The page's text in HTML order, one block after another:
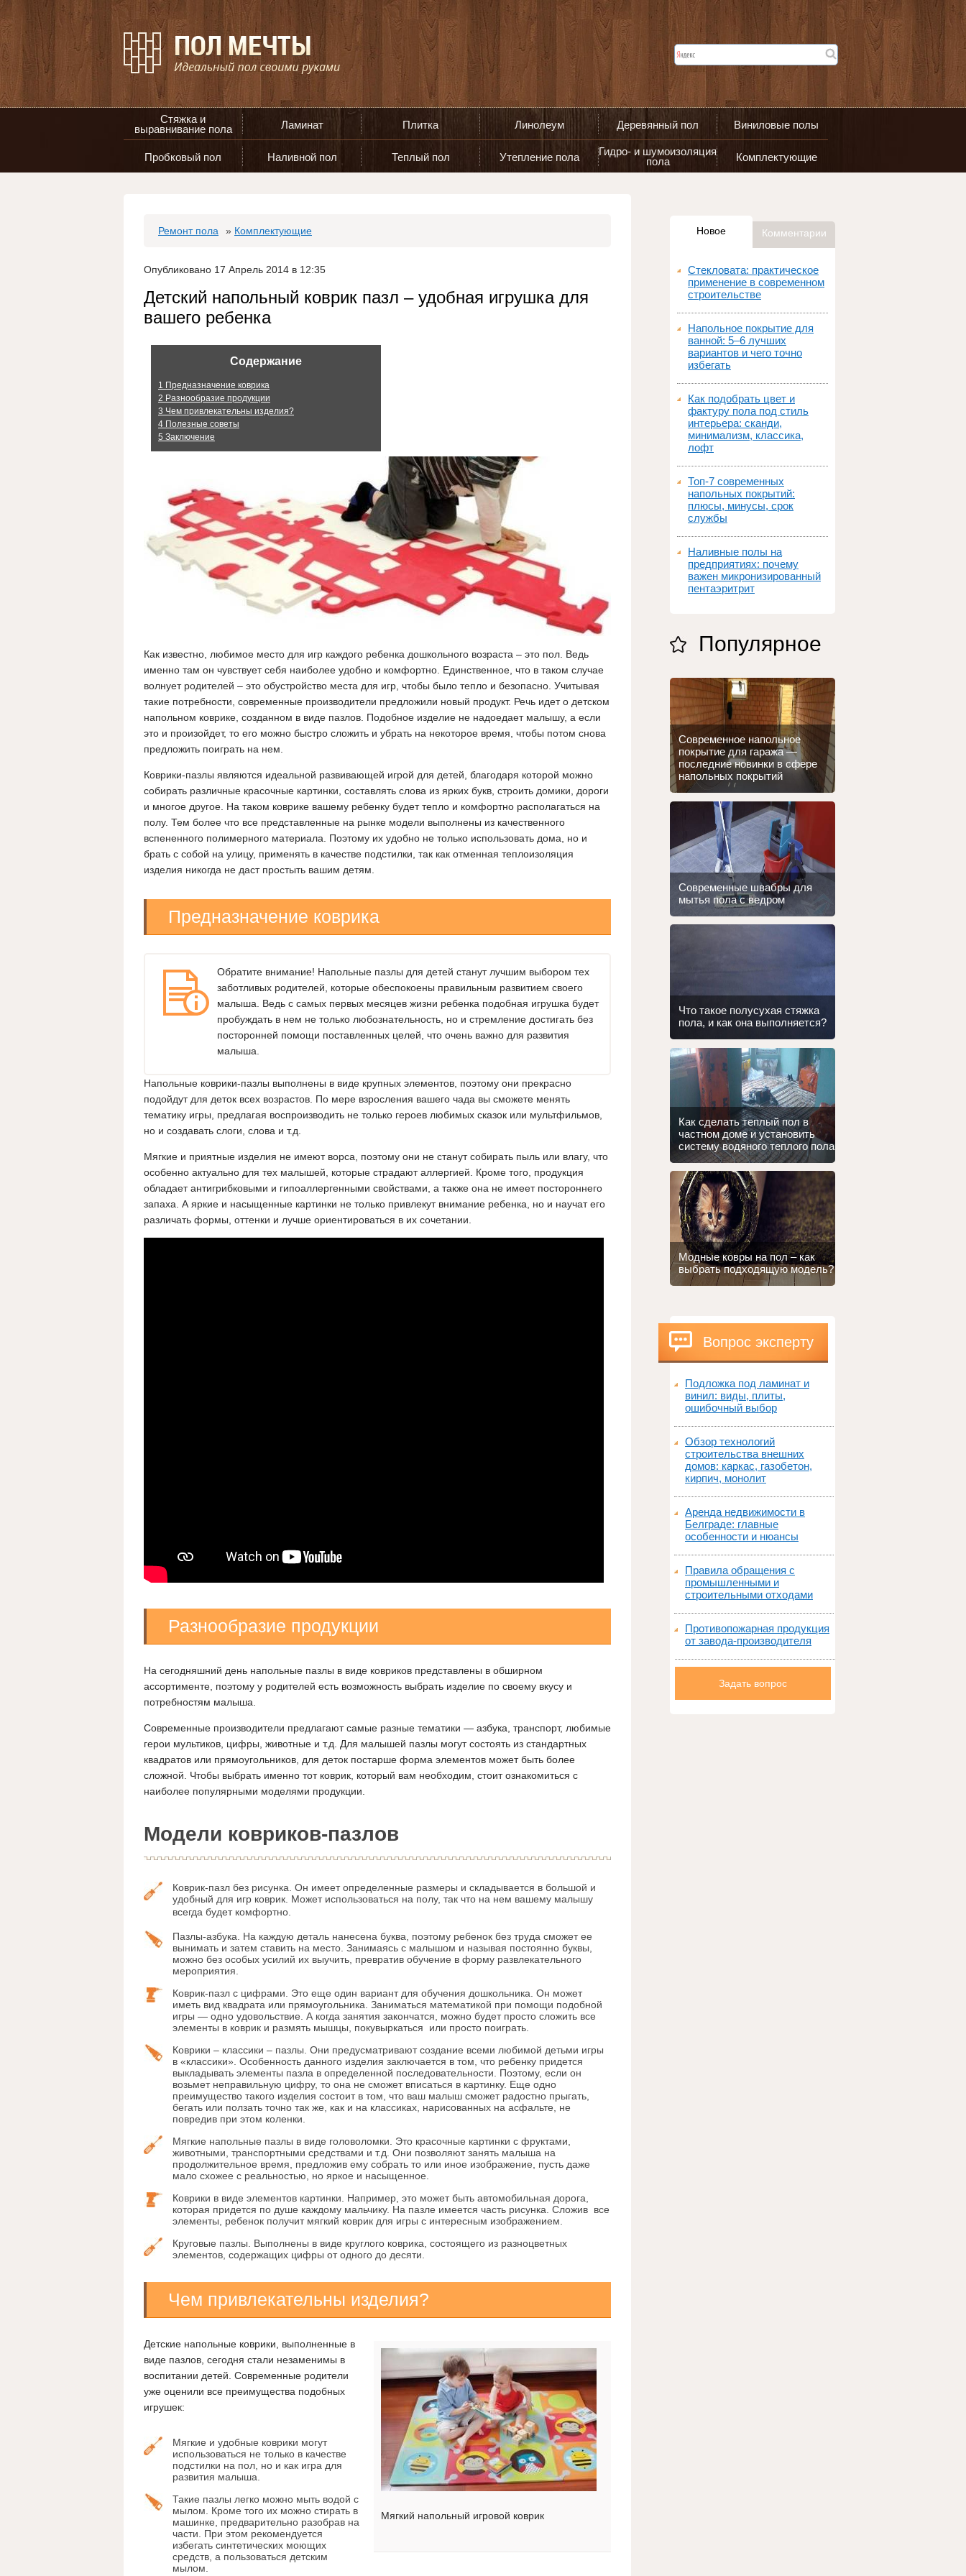
Стяжка и
выравнивание пола
Ламинат Плитка Линолеум Деревянный пол Виниловые полы
Пробковый пол Наливной пол Теплый пол Утепление пола
Гидро- и шумоизоляция
пола
Комплектующие
Ремонт пола » Комплектующие
Опубликовано 17 Апрель 2014 в 12:35
Детский напольный коврик пазл – удобная игрушка для
вашего ребенка
Содержание
1 Предназначение коврика
2 Разнообразие продукции
3 Чем привлекательны изделия?
4 Полезные советы
5 Заключение
Как известно, любимое место для игр каждого ребенка дошкольного возраста – это пол. Ведь
именно там он чувствует себя наиболее удобно и комфортно. Единственное, что в таком случае
волнует родителей – это обустройство места для игр, чтобы было тепло и безопасно. Учитывая
такие потребности, современные производители предложили новый продукт. Речь идет о детском
напольном коврике, созданном в виде пазлов. Подобное изделие не надоедает малышу, а если
это и произойдет, то его можно быстро сложить и убрать на некоторое время, чтобы потом снова
предложить поиграть на нем.
Коврики-пазлы являются идеальной развивающей игрой для детей, благодаря которой можно
собирать различные красочные картинки, составлять слова из ярких букв, строить домики, дороги
и многое другое. На таком коврике вашему ребенку будет тепло и комфортно располагаться на
полу. Тем более что все представленные на рынке модели выполнены из качественного
вспененного полимерного материала. Поэтому их удобно не только использовать дома, но и
брать с собой на улицу, применять в качестве подстилки, так как отменная теплоизоляция
изделия никогда не даст простыть вашим детям.
Предназначение коврика
Обратите внимание! Напольные пазлы для детей станут лучшим выбором тех
заботливых родителей, которые обеспокоены правильным развитием своего
малыша. Ведь с самых первых месяцев жизни ребенка подобная игрушка будет
пробуждать в нем не только любознательность, но и стремление достигать без
посторонней помощи поставленных целей, что очень важно для развития
малыша.
Напольные коврики-пазлы выполнены в виде крупных элементов, поэтому они прекрасно
подойдут для деток всех возрастов. По мере взросления вашего чада вы сможете менять
тематику игры, предлагая воспроизводить не только героев любимых сказок или мультфильмов,
но и создавать слоги, слова и т.д.
Мягкие и приятные изделия не имеют ворса, поэтому они не станут собирать пыль или влагу, что
особенно актуально для тех малышей, которые страдают аллергией. Кроме того, продукция
обладает антигрибковыми и гипоаллергенными свойствами, а также она не имеет постороннего
запаха. А яркие и насыщенные картинки не только привлекут внимание ребенка, но и научат его
различать формы, оттенки и лучше ориентироваться в их сочетании.
Разнообразие продукции
На сегодняшний день напольные пазлы в виде ковриков представлены в обширном
ассортименте, поэтому у родителей есть возможность выбрать изделие по своему вкусу и
потребностям малыша.
Современные производители предлагают самые разные тематики — азбука, транспорт, любимые
герои мультиков, цифры, животные и т.д. Для малышей пазлы могут состоять из стандартных
квадратов или прямоугольников, для деток постарше форма элементов может быть более
сложной. Чтобы выбрать именно тот коврик, который вам необходим, стоит ознакомиться с
наиболее популярными моделями продукции.
Модели ковриков-пазлов
Коврик-пазл без рисунка. Он имеет определенные размеры и складывается в большой и
удобный для игр коврик. Может использоваться на полу, так что на нем вашему малышу
всегда будет комфортно.
Пазлы-азбука. На каждую деталь нанесена буква, поэтому ребенок без труда сможет ее
вынимать и затем ставить на место. Занимаясь с малышом и называя постоянно буквы,
можно без особых усилий их выучить, превратив обучение в форму развлекательного
мероприятия.
Коврик-пазл с цифрами. Это еще один вариант для обучения дошкольника. Он может
иметь вид квадрата или прямоугольника. Заниматься математикой при помощи подобной
игры — одно удовольствие. А когда занятия закончатся, можно будет просто сложить все
элементы в коврик и размять мышцы, покувыркаться или просто поиграть.
Коврики – классики – пазлы. Они предусматривают создание всеми любимой детьми игры
в «классики». Особенность данного изделия заключается в том, что ребенку придется
выкладывать элементы пазла в определенной последовательности. Поэтому, если он
возьмет неправильную цифру, то она не сможет вписаться в картинку. Еще одно
преимущество такого изделия состоит в том, что ваш малыш сможет радостно прыгать,
бегать или ползать точно так же, как и на классиках, нарисованных на асфальте, не
повредив при этом коленки.
Мягкие напольные пазлы в виде головоломки. Это красочные картинки с фруктами,
животными, транспортными средствами и т.д. Они позволяют занять малыша на
продолжительное время, предложив ему собрать то или иное изображение, пусть даже
мало схожее с реальностью, но яркое и насыщенное.
Коврики в виде элементов картинки. Например, это может быть автомобильная дорога,
которая придется по душе каждому мальчику. На пазле имеется часть рисунка. Сложив все
элементы, ребенок получит мягкий коврик для игры с интересным изображением.
Круговые пазлы. Выполнены в виде круглого коврика, состоящего из разноцветных
элементов, содержащих цифры от одного до десяти.
Чем привлекательны изделия?
Мягкий напольный игровой коврик
Детские напольные коврики, выполненные в
виде пазлов, сегодня стали незаменимы в
воспитании детей. Современные родители
уже оценили все преимущества подобных
игрушек:
Мягкие и удобные коврики могут
использоваться не только в качестве
подстилки на пол, но и как игра для
развития малыша.
Такие пазлы легко можно мыть водой с
мылом. Кроме того их можно стирать в
машинке, предварительно разобрав на
части. При этом рекомендуется
избегать синтетических моющих
средств, а пользоваться детским
мылом.
Новое Комментарии
Стекловата: практическое
применение в современном
строительстве
Напольное покрытие для
ванной: 5–6 лучших
вариантов и чего точно
избегать
Как подобрать цвет и
фактуру пола под стиль
интерьера: сканди,
минимализм, классика,
лофт
Топ‑7 современных
напольных покрытий:
плюсы, минусы, срок
службы
Наливные полы на
предприятиях: почему
важен микронизированный
пентаэритрит
Популярное
Современное напольное
покрытие для гаража —
последние новинки в сфере
напольных покрытий
Современные швабры для
мытья пола с ведром
Что такое полусухая стяжка
пола, и как она выполняется?
Как сделать теплый пол в
частном доме и установить
систему водяного теплого пола
Модные ковры на пол – как
выбрать подходящую модель?
Вопрос эксперту
Подложка под ламинат и
винил: виды, плиты,
ошибочный выбор
Обзор технологий
строительства внешних
домов: каркас, газобетон,
кирпич, монолит
Аренда недвижимости в
Белграде: главные
особенности и нюансы
Правила обращения с
промышленными и
строительными отходами
Противопожарная продукция
от завода-производителя
Задать вопрос